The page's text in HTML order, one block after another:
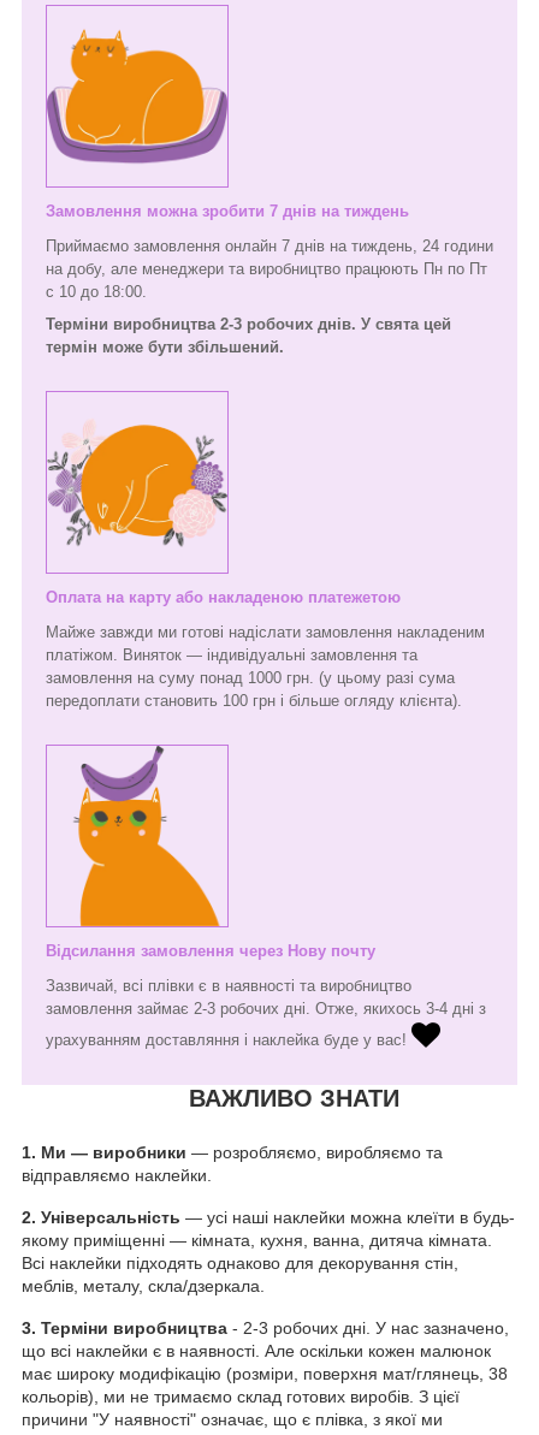
Замовлення можна зробити 7 днів на тиждень
Приймаємо замовлення онлайн 7 днів на тиждень, 24 години
на добу, але менеджери та виробництво працюють Пн по Пт
с 10 до 18:00.
Терміни виробництва 2-3 робочих днів. У свята цей
термін може бути збільшений.
Оплата на карту або накладеною платежетою
Майже завжди ми готові надіслати замовлення накладеним
платіжом. Виняток — індивідуальні замовлення та
замовлення на суму понад 1000 грн. (у цьому разі сума
передоплати становить 100 грн і більше огляду клієнта).
Відсилання замовлення через Нову почту
Зазвичай, всі плівки є в наявності та виробництво
замовлення займає 2-3 робочих дні. Отже, якихось 3-4 дні з
урахуванням доставляння і наклейка буде у вас!
ВАЖЛИВО ЗНАТИ
1. Ми — виробники — розробляємо, виробляємо та
відправляємо наклейки.
2. Універсальність — усі наші наклейки можна клеїти в будь-
якому приміщенні — кімната, кухня, ванна, дитяча кімната.
Всі наклейки підходять однаково для декорування стін,
меблів, металу, скла/дзеркала.
3. Терміни виробництва - 2-3 робочих дні. У нас зазначено,
що всі наклейки є в наявності. Але оскільки кожен малюнок
має широку модифікацію (розміри, поверхня мат/глянець, 38
кольорів), ми не тримаємо склад готових виробів. З цієї
причини "У наявності" означає, що є плівка, з якої ми